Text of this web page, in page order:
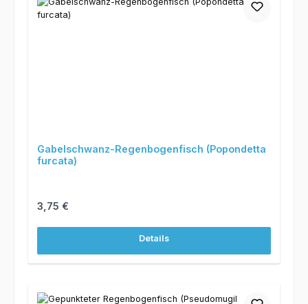
Gabelschwanz-Regenbogenfisch (Popondetta
furcata)
Regulärer Preis:
3,75 €
Details